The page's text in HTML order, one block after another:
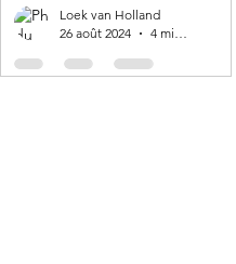
Loek van Holland
26 août 2024
4 min de lecture